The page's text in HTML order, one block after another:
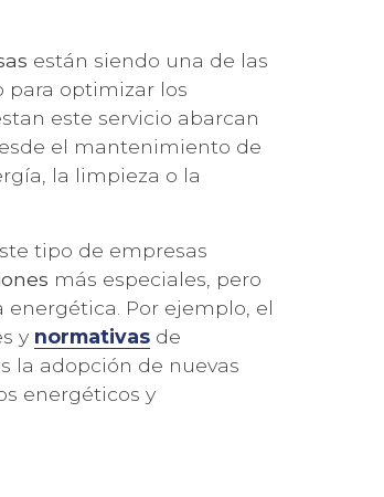
están siendo una de las
para optimizar los
este servicio abarcan
el mantenimiento de
la limpieza o la
tipo de empresas
más especiales, pero
Por ejemplo, el
y normativas de
la adopción de nuevas
energéticos y